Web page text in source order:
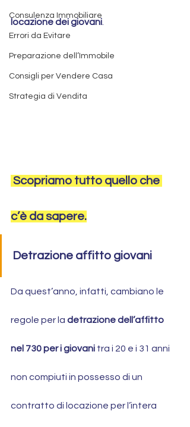
Consulenza Immobiliare
Errori da Evitare
Preparazione dell’Immobile
Consigli per Vendere Casa
Strategia di Vendita
locazione dei giovani
c’è da sapere.
Detrazione affitto giovani
Da quest’anno, infatti, cambiano le
regole per la detrazione dell’affitto
nel 730 per i giovani tra i 20 e i 31 anni
non compiuti in possesso di un
contratto di locazione per l’intera